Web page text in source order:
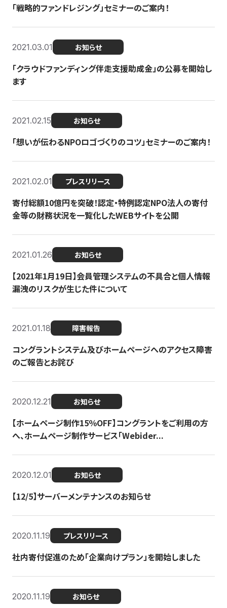
「戦略的ファンドレジング」セミナーのご案内！
2021.03.01 お知らせ
「クラウドファンディング伴走支援助成金」の公募を開始し
ます
2021.02.15 お知らせ
「想いが伝わるNPOロゴづくりのコツ」セミナーのご案内！
2021.02.01 プレスリリース
寄付総額10億円を突破！認定・特例認定NPO法人の寄付
金等の財務状況を一覧化したWEBサイトを公開
2021.01.26 お知らせ
【2021年1月19日】会員管理システムの不具合と個人情報
漏洩のリスクが生じた件について
2021.01.18 障害報告
コングラントシステム及びホームページへのアクセス障害
のご報告とお詫び
2020.12.21 お知らせ
【ホームページ制作15％OFF】コングラントをご利用の方
へ、ホームページ制作サービス「Webider...
2020.12.01 お知らせ
【12/5】サーバーメンテナンスのお知らせ
2020.11.19 プレスリリース
社内寄付促進のため「企業向けプラン」を開始しました
2020.11.19 お知らせ